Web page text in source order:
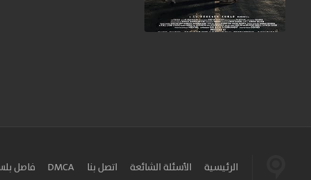
الرئيسية الأسئلة الشائعة اتصل بنا DMCA فاصل